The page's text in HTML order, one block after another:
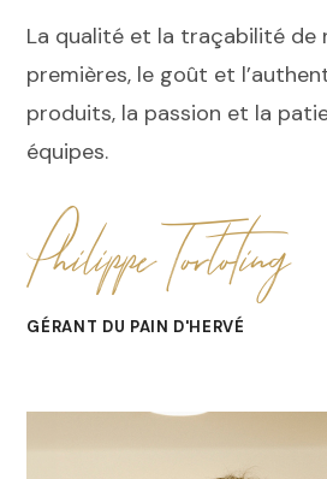
La qualité et la traçabilité de
premières, le goût et
produits, la passion et la
équipes.
Philippe Torloting
GÉRANT DU PAIN D'HERVÉ